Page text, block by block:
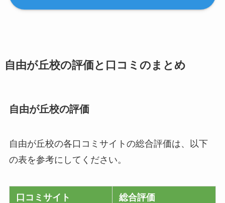
自由が丘校の評価と口コミのまとめ
自由が丘校の評価
自由が丘校の各口コミサイトの総合評価は、以下
の表を参考にしてください。
口コミサイト 総合評価